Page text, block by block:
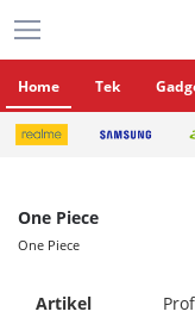
Home Tek
One Piece
One Piece
Artikel